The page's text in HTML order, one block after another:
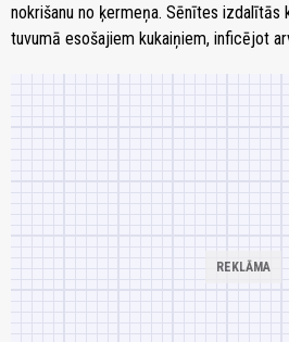
nokrišanu no ķermeņa. Sēnītes izdalītās
tuvumā esošajiem kukaiņiem, inficējot